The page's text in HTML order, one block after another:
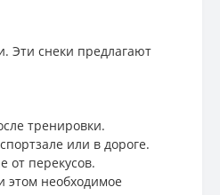
Эти снеки предлагают
тренировки.
или в дороге.
от перекусов.
этом необходимое